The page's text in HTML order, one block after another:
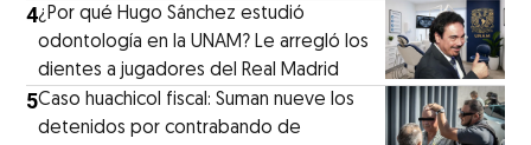
4¿Por qué Hugo Sánchez estudió
odontología en la UNAM? Le arregló los
dientes a jugadores del Real Madrid
5Caso huachicol fiscal: Suman nueve los
detenidos por contrabando de